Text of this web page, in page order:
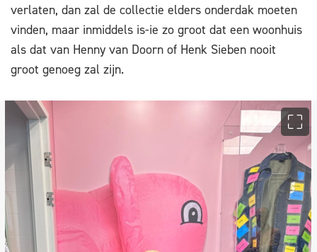
verlaten, dan zal de collectie elders onderdak moeten
vinden, maar inmiddels is-ie zo groot dat een woonhuis
als dat van Henny van Doorn of Henk Sieben nooit
groot genoeg zal zijn.